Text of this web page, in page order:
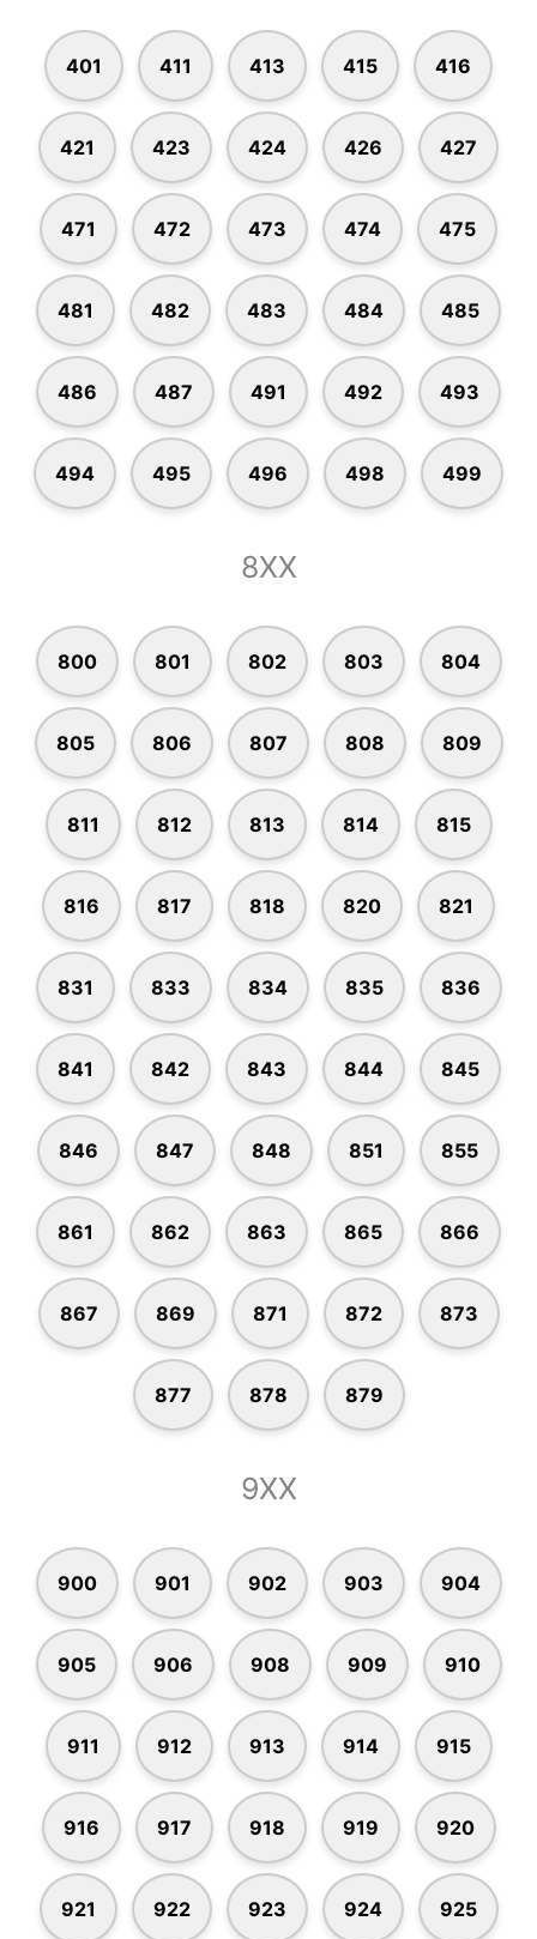
401 411 413 415 416
421 423 424 426 427
471 472 473 474 475
481 482 483 484 485
486 487 491 492 493
494 495 496 498 499
8XX
800 801 802 803 804
805 806 807 808 809
811 812 813 814 815
816 817 818 820 821
831 833 834 835 836
841 842 843 844 845
846 847 848 851 855
861 862 863 865 866
867 869 871 872 873
877 878 879
9XX
900 901 902 903 904
905 906 908 909 910
911 912 913 914 915
916 917 918 919 920
921 922 923 924 925